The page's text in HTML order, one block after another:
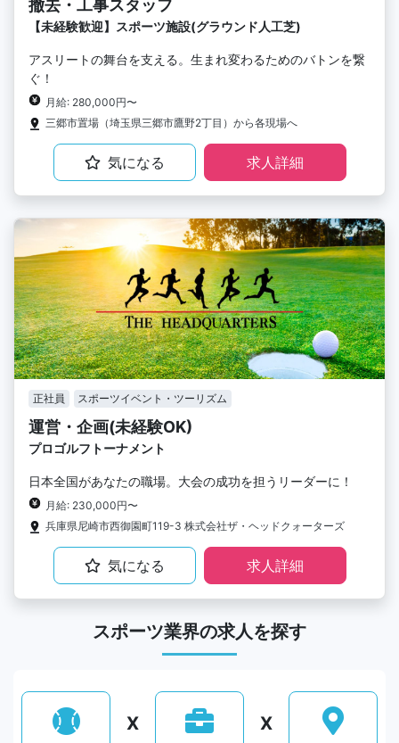
撤去・工事スタッフ
【未経験歓迎】スポーツ施設(グラウンド人工芝)
アスリートの舞台を支える。生まれ変わるためのバトンを繋
ぐ！
月給: 280,000円〜
三郷市置場（埼玉県三郷市鷹野2丁目）から各現場へ
気になる 求人詳細
正社員 スポーツイベント・ツーリズム
運営・企画(未経験OK)
プロゴルフトーナメント
日本全国があなたの職場。大会の成功を担うリーダーに！
月給: 230,000円〜
兵庫県尼崎市西御園町119-3 株式会社ザ・ヘッドクォーターズ
気になる 求人詳細
スポーツ業界の求人を探す
X X